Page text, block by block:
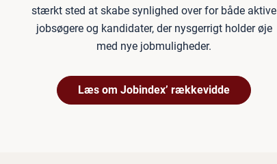
stærkt sted at skabe synlighed over for både aktive
jobsøgere og kandidater, der nysgerrigt holder øje
med nye jobmuligheder.
Læs om Jobindex’ rækkevidde